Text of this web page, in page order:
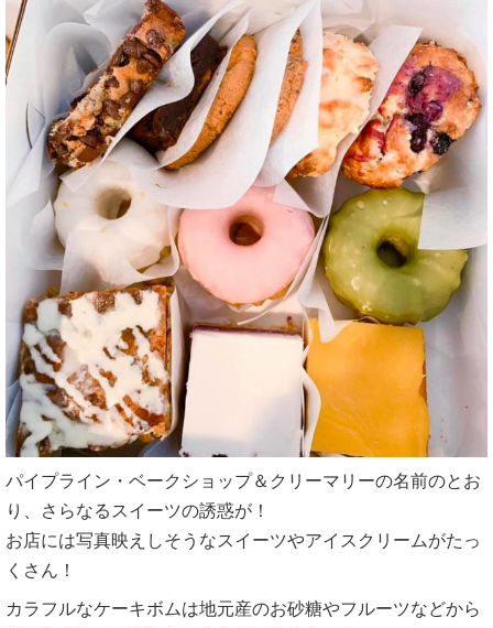
パイプライン・ベークショップ＆クリーマリーの名前のとお
り、さらなるスイーツの誘惑が！
お店には写真映えしそうなスイーツやアイスクリームがたっ
くさん！
カラフルなケーキボムは地元産のお砂糖やフルーツなどから